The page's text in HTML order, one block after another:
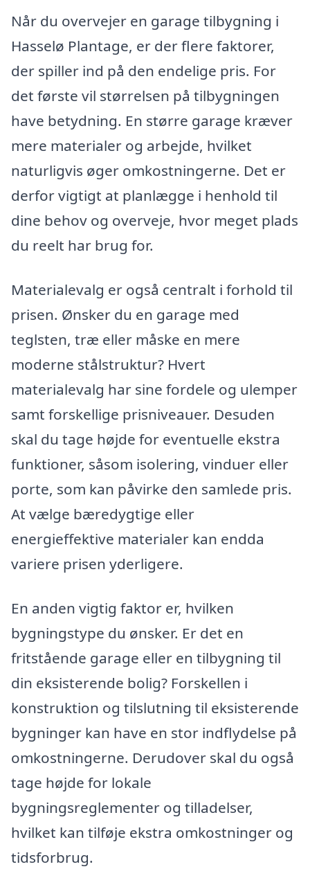
Når du overvejer en garage tilbygning i
Hasselø Plantage, er der flere faktorer,
der spiller ind på den endelige pris. For
det første vil størrelsen på tilbygningen
have betydning. En større garage kræver
mere materialer og arbejde, hvilket
naturligvis øger omkostningerne. Det er
derfor vigtigt at planlægge i henhold til
dine behov og overveje, hvor meget plads
du reelt har brug for.
Materialevalg er også centralt i forhold til
prisen. Ønsker du en garage med
teglsten, træ eller måske en mere
moderne stålstruktur? Hvert
materialevalg har sine fordele og ulemper
samt forskellige prisniveauer. Desuden
skal du tage højde for eventuelle ekstra
funktioner, såsom isolering, vinduer eller
porte, som kan påvirke den samlede pris.
At vælge bæredygtige eller
energieffektive materialer kan endda
variere prisen yderligere.
En anden vigtig faktor er, hvilken
bygningstype du ønsker. Er det en
fritstående garage eller en tilbygning til
din eksisterende bolig? Forskellen i
konstruktion og tilslutning til eksisterende
bygninger kan have en stor indflydelse på
omkostningerne. Derudover skal du også
tage højde for lokale
bygningsreglementer og tilladelser,
hvilket kan tilføje ekstra omkostninger og
tidsforbrug.